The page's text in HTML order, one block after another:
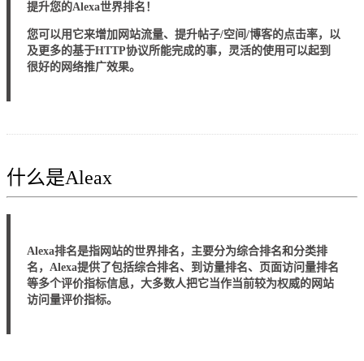
提升您的Alexa世界排名！
您可以用它来增加网站流量、提升帖子/空间/博客的点击率，以
及更多的基于HTTP协议所能完成的事，灵活的使用可以起到
很好的网络推广效果。
什么是Aleax
Alexa排名是指网站的世界排名，主要分为综合排名和分类排
名，Alexa提供了包括综合排名、到访量排名、页面访问量排名
等多个评价指标信息，大多数人把它当作当前较为权威的网站
访问量评价指标。